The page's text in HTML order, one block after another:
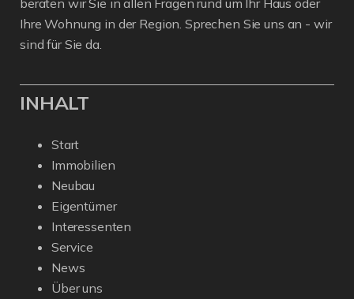
Ihre Wohnung in der Region. Sprechen Sie uns an - wir
sind für Sie da.
INHALT
Start
Immobilien
Neubau
Eigentümer
Interessenten
Service
News
Über uns